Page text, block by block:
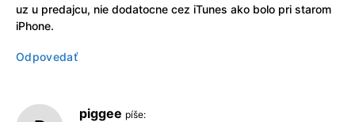
uz u predajcu, nie dodatocne cez iTunes ako bolo pri starom
iPhone.
Odpovedať
piggee píše: